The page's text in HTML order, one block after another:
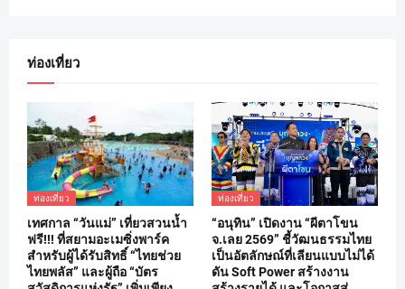
ท่องเที่ยว
ท่องเที่ยว
เทศกาล “วันแม่” เที่ยวสวนน้ำ
ฟรี!!! ที่สยามอะเมซิ่งพาร์ค
สำหรับผู้ได้รับสิทธิ์ “ไทยช่วย
ไทยพลัส” และผู้ถือ “บัตร
ท่องเที่ยว
“อนุทิน” เปิดงาน “ผีตาโขน
จ.เลย 2569” ชี้วัฒนธรรมไทย
เป็นอัตลักษณ์ที่เลียนแบบไม่ได้
ดัน Soft Power สร้างงาน